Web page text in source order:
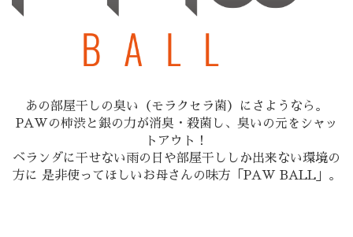
あの部屋干しの臭い（モラクセラ菌）にさようなら。
PAWの柿渋と銀の力が消臭・殺菌し、臭いの元をシャッ
トアウト！
ベランダに干せない雨の日や部屋干ししか出来ない環境の
方に 是非使ってほしいお母さんの味方「PAW BALL」。